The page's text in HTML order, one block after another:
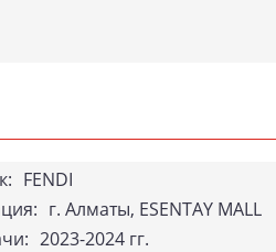
FENDI
г. Алматы, ESENTAY MALL
2023-2024 гг.